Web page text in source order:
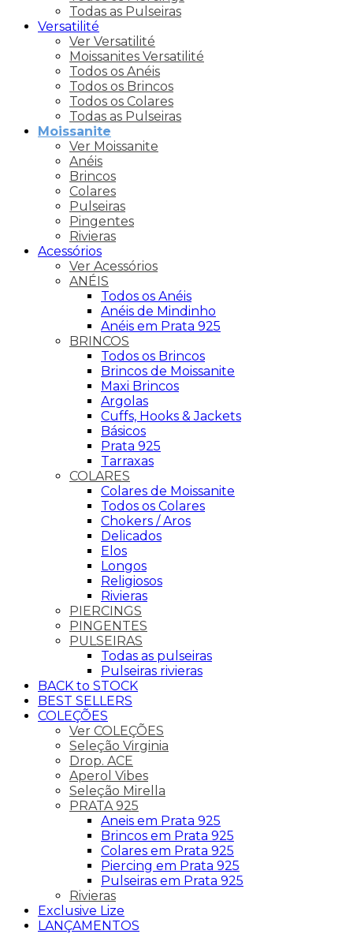
Todas as Pulseiras
Versatilité
Ver Versatilité
Moissanites Versatilité
Todos os Anéis
Todos os Brincos
Todos os Colares
Todas as Pulseiras
Moissanite
Ver Moissanite
Anéis
Brincos
Colares
Pulseiras
Pingentes
Rivieras
Acessórios
Ver Acessórios
ANÉIS
Todos os Anéis
Anéis de Mindinho
Anéis em Prata 925
BRINCOS
Todos os Brincos
Brincos de Moissanite
Maxi Brincos
Argolas
Cuffs, Hooks & Jackets
Básicos
Prata 925
Tarraxas
COLARES
Colares de Moissanite
Todos os Colares
Chokers / Aros
Delicados
Elos
Longos
Religiosos
Rivieras
PIERCINGS
PINGENTES
PULSEIRAS
Todas as pulseiras
Pulseiras rivieras
BACK to STOCK
BEST SELLERS
COLEÇÕES
Ver COLEÇÕES
Seleção Virginia
Drop. ACE
Aperol Vibes
Seleção Mirella
PRATA 925
Aneis em Prata 925
Brincos em Prata 925
Colares em Prata 925
Piercing em Prata 925
Pulseiras em Prata 925
Rivieras
Exclusive Lize
LANÇAMENTOS